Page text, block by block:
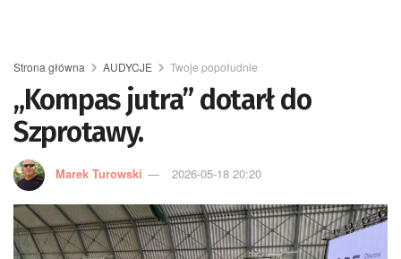
Strona główna AUDYCJE Twoje popołudnie
„Kompas jutra” dotarł do
Szprotawy.
Marek Turowski 2026-05-18 20:20